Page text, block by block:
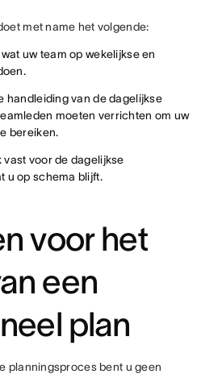
met name het volgende:
uw team op wekelijkse en
handleiding van de dagelijkse
moeten verrichten om uw
bereiken.
voor de dagelijkse
u op schema blijft.
voor het
een
plan
planningsproces bent u geen